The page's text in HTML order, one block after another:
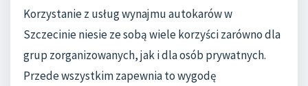
Korzystanie z usług wynajmu autokarów w
Szczecinie niesie ze sobą wiele korzyści zarówno dla
grup zorganizowanych, jak i dla osób prywatnych.
Przede wszystkim zapewnia to wygodę